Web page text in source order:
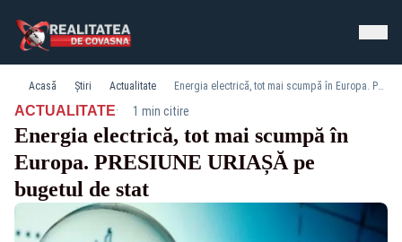
Acasă Știri Actualitate Energia electrică, tot mai scumpă în Europa. PRESIUNE URIAȘĂ pe bugetul de stat
ACTUALITATE· 1 min citire
Energia electrică, tot mai scumpă în
Europa. PRESIUNE URIAȘĂ pe
bugetul de stat